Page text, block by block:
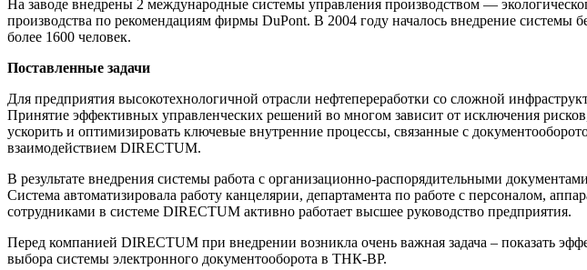
На заводе внедрены 2 международные системы управления производством —
производства по рекомендациям фирмы DuPont. В 2004 году началось внедрение системы
более 1600 человек.
Поставленные задачи
Для предприятия высокотехнологичной отрасли нефтепереработки со сложной
Принятие эффективных управленческих решений во многом зависит от исключения
ускорить и оптимизировать ключевые внутренние процессы, связанные с
взаимодействием DIRECTUM.
В результате внедрения системы работа c организационно-распорядительными
Система автоматизировала работу канцелярии, департамента по работе с персоналом,
сотрудниками в системе DIRECTUM активно работает высшее руководство предприятия.
Перед компанией DIRECTUM при внедрении возникла очень важная задача – показать
выбора системы электронного документооборота в ТНК-BP.